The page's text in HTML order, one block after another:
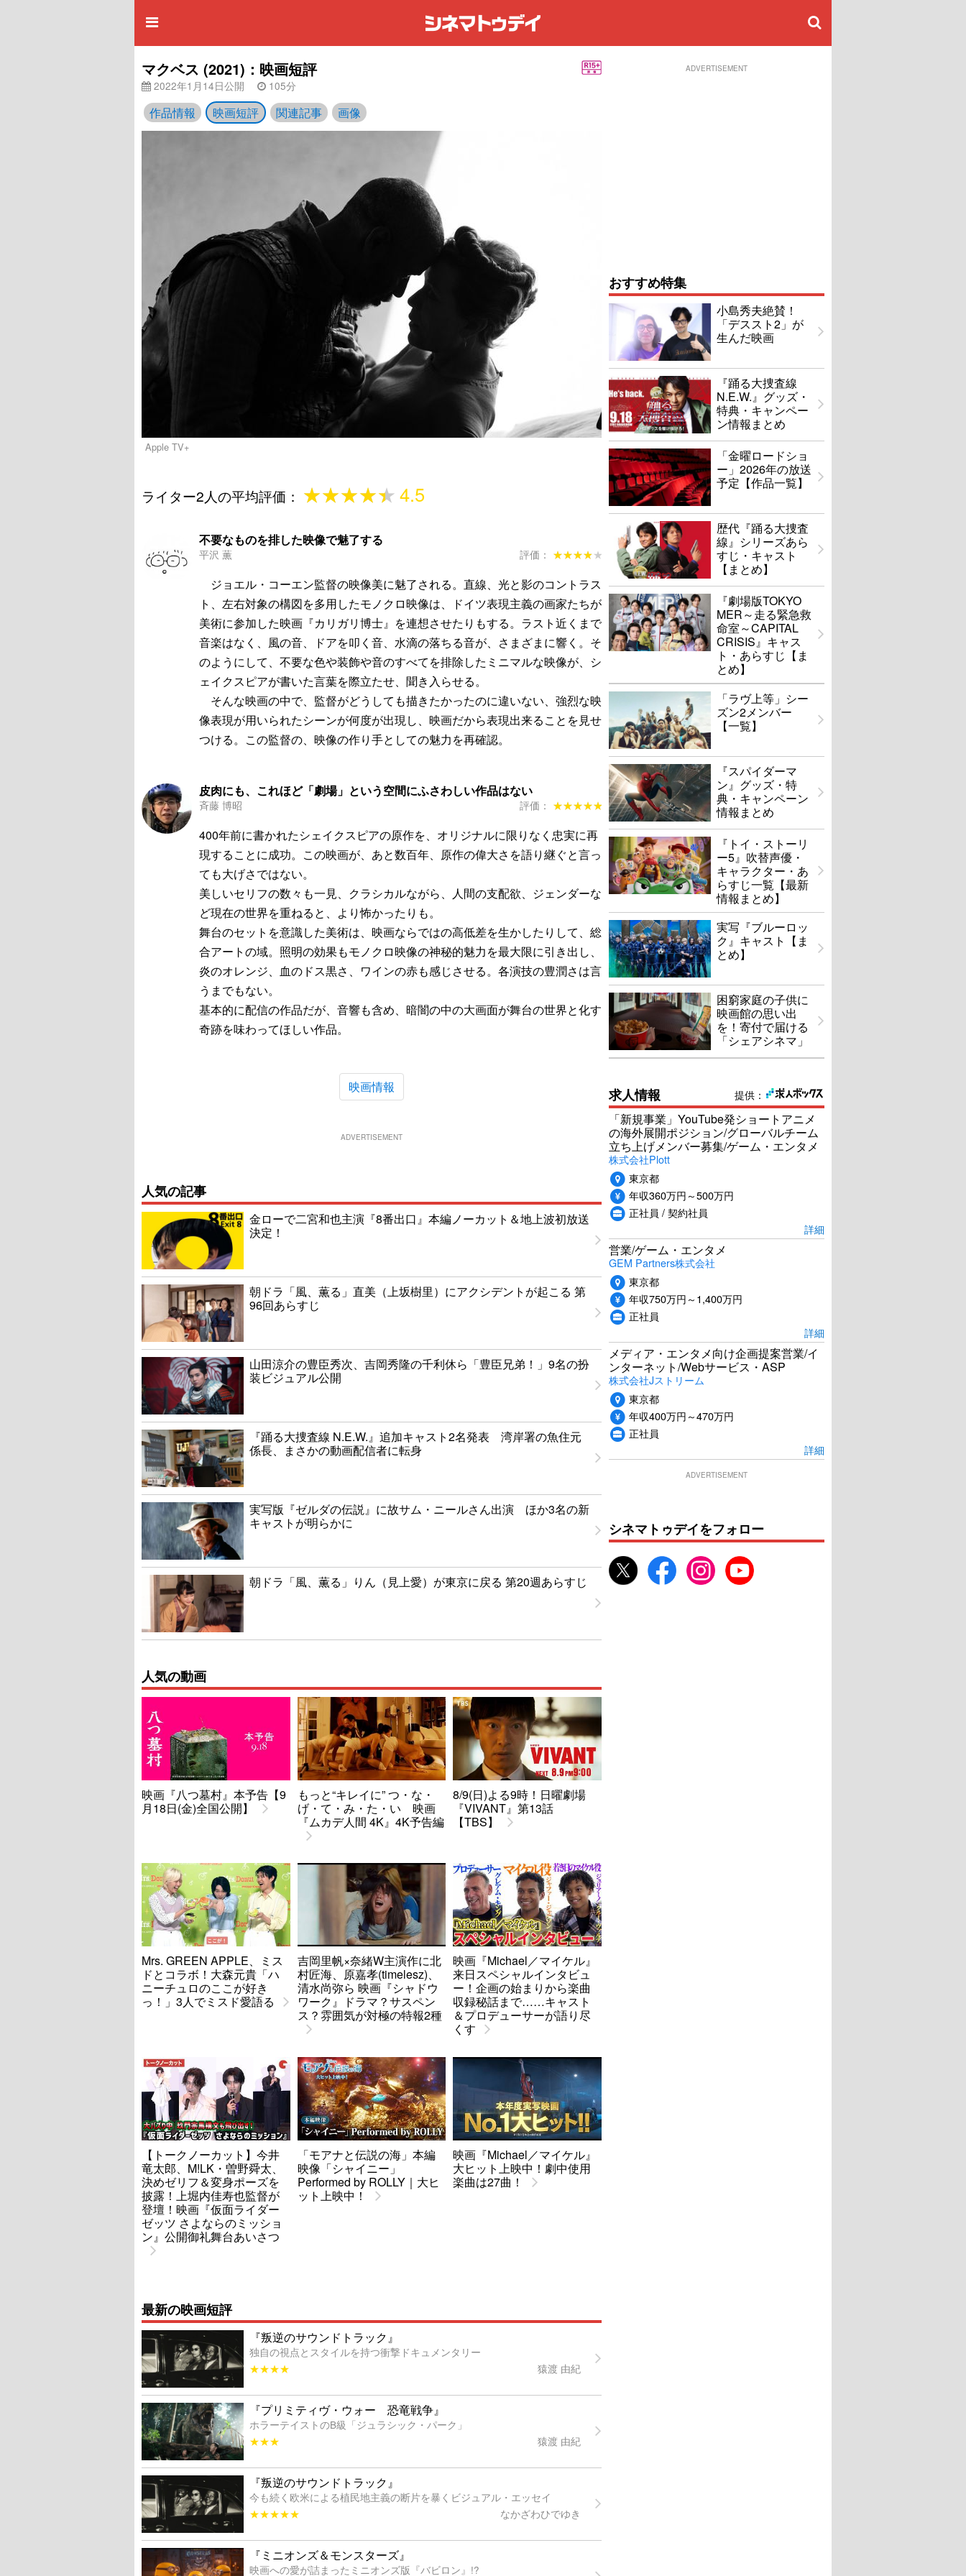
マクベス (2021)：映画短評
2022年1月14日公開 105分
作品情報 映画短評 関連記事 画像
Apple TV+
ライター2人の平均評価： ★★★★★
★★★★★4.5
不要なものを排した映像で魅了する
平沢 薫 評価： ★★★★★
★★★★★
ジョエル・コーエン監督の映像美に魅了される。直線、光と影のコントラス
ト、左右対象の構図を多用したモノクロ映像は、ドイツ表現主義の画家たちが
美術に参加した映画『カリガリ博士』を連想させたりもする。ラスト近くまで
音楽はなく、風の音、ドアを叩く音、水滴の落ちる音が、さまざまに響く。そ
のようにして、不要な色や装飾や音のすべてを排除したミニマルな映像が、シ
ェイクスピアが書いた言葉を際立たせ、聞き入らせる。
そんな映画の中で、監督がどうしても描きたかったのに違いない、強烈な映
像表現が用いられたシーンが何度が出現し、映画だから表現出来ることを見せ
つける。この監督の、映像の作り手としての魅力を再確認。
皮肉にも、これほど「劇場」という空間にふさわしい作品はない
斉藤 博昭 評価： ★★★★★
★★★★★
400年前に書かれたシェイクスピアの原作を、オリジナルに限りなく忠実に再
現することに成功。この映画が、あと数百年、原作の偉大さを語り継ぐと言っ
ても大げさではない。
美しいセリフの数々も一見、クラシカルながら、人間の支配欲、ジェンダーな
ど現在の世界を重ねると、より怖かったりも。
舞台のセットを意識した美術は、映画ならではの高低差を生かしたりして、総
合アートの域。照明の効果もモノクロ映像の神秘的魅力を最大限に引き出し、
炎のオレンジ、血のドス黒さ、ワインの赤も感じさせる。各演技の豊潤さは言
うまでもない。
基本的に配信の作品だが、音響も含め、暗闇の中の大画面が舞台の世界と化す
奇跡を味わってほしい作品。
映画情報
ADVERTISEMENT
人気の記事
金ローで二宮和也主演『8番出口』本編ノーカット＆地上波初放送
決定！
朝ドラ「風、薫る」直美（上坂樹里）にアクシデントが起こる 第
96回あらすじ
山田涼介の豊臣秀次、吉岡秀隆の千利休ら「豊臣兄弟！」9名の扮
装ビジュアル公開
『踊る大捜査線 N.E.W.』追加キャスト2名発表 湾岸署の魚住元
係長、まさかの動画配信者に転身
実写版『ゼルダの伝説』に故サム・ニールさん出演 ほか3名の新
キャストが明らかに
朝ドラ「風、薫る」りん（見上愛）が東京に戻る 第20週あらすじ
人気の動画
映画『八つ墓村』本予告【9
月18日(金)全国公開】
もっと“キレイに” つ・な・
げ・て・み・た・い 映画
『ムカデ人間 4K』4K予告編
8/9(日)よる9時！日曜劇場
『VIVANT』第13話
【TBS】
Mrs. GREEN APPLE、ミス
ドとコラボ！大森元貴「ハ
ニーチュロのここが好き
っ！」3人でミスド愛語る
吉岡里帆×奈緒W主演作に北
村匠海、原嘉孝(timelesz)、
清水尚弥ら 映画『シャドウ
ワーク』ドラマ？サスペン
ス？雰囲気が対極の特報2種
映画『Michael／マイケル』
来日スペシャルインタビュ
ー！企画の始まりから楽曲
収録秘話まで……キャスト
＆プロデューサーが語り尽
くす
【トークノーカット】今井
竜太郎、M!LK・曽野舜太、
決めゼリフ＆変身ポーズを
披露！上堀内佳寿也監督が
登壇！映画『仮面ライダー
ゼッツ さよならのミッショ
ン』公開御礼舞台あいさつ
「モアナと伝説の海」本編
映像「シャイニー」
Performed by ROLLY｜大ヒ
ット上映中！
映画『Michael／マイケル』
大ヒット上映中！劇中使用
楽曲は27曲！
最新の映画短評
『叛逆のサウンドトラック』
独自の視点とスタイルを持つ衝撃ドキュメンタリー
★★★★
猿渡 由紀
『プリミティヴ・ウォー 恐竜戦争』
ホラーテイストのB級「ジュラシック・パーク」
★★★
猿渡 由紀
『叛逆のサウンドトラック』
今も続く欧米による植民地主義の断片を暴くビジュアル・エッセイ
★★★★★
なかざわひでゆき
『ミニオンズ＆モンスターズ』
映画への愛が詰まったミニオンズ版『バビロン』!?
ADVERTISEMENT
おすすめ特集
小島秀夫絶賛！
「デススト2」が
生んだ映画
『踊る大捜査線
N.E.W.』グッズ・
特典・キャンペー
ン情報まとめ
「金曜ロードショ
ー」2026年の放送
予定【作品一覧】
歴代『踊る大捜査
線』シリーズあら
すじ・キャスト
【まとめ】
『劇場版TOKYO
MER～走る緊急救
命室～CAPITAL
CRISIS』キャス
ト・あらすじ【ま
とめ】
「ラヴ上等」シー
ズン2メンバー
【一覧】
『スパイダーマ
ン』グッズ・特
典・キャンペーン
情報まとめ
『トイ・ストーリ
ー5』吹替声優・
キャラクター・あ
らすじ一覧【最新
情報まとめ】
実写『ブルーロッ
ク』キャスト【ま
とめ】
困窮家庭の子供に
映画館の思い出
を！寄付で届ける
「シェアシネマ」
提供：
求人情報
「新規事業」YouTube発ショートアニメ
の海外展開ポジション/グローバルチーム
立ち上げメンバー募集/ゲーム・エンタメ
株式会社Plott
東京都
年収360万円～500万円
正社員 / 契約社員
詳細
営業/ゲーム・エンタメ
GEM Partners株式会社
東京都
年収750万円～1,400万円
正社員
詳細
メディア・エンタメ向け企画提案営業/イ
ンターネット/Webサービス・ASP
株式会社Jストリーム
東京都
年収400万円～470万円
正社員
詳細
ADVERTISEMENT
シネマトゥデイをフォロー